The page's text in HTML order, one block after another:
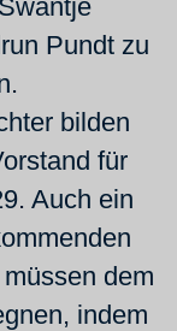
Pundt zu
bilden
für
Auch ein
dem
indem